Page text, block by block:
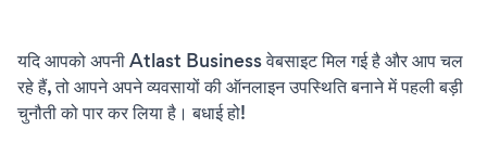
यदि आपको अपनी Atlast Business वेबसाइट मिल गई है और आप चल
रहे हैं, तो आपने अपने व्यवसायों की ऑनलाइन उपस्थिति बनाने में पहली बड़ी
चुनौती को पार कर लिया है। बधाई हो!